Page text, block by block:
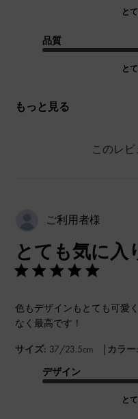
と
品質
と
もっと見る
このレ
ご利用者様
とても気に入
色もデザインもとても可愛
なく最高です！
サイズ: 37/23.5cm | カラー:
デザイン
と